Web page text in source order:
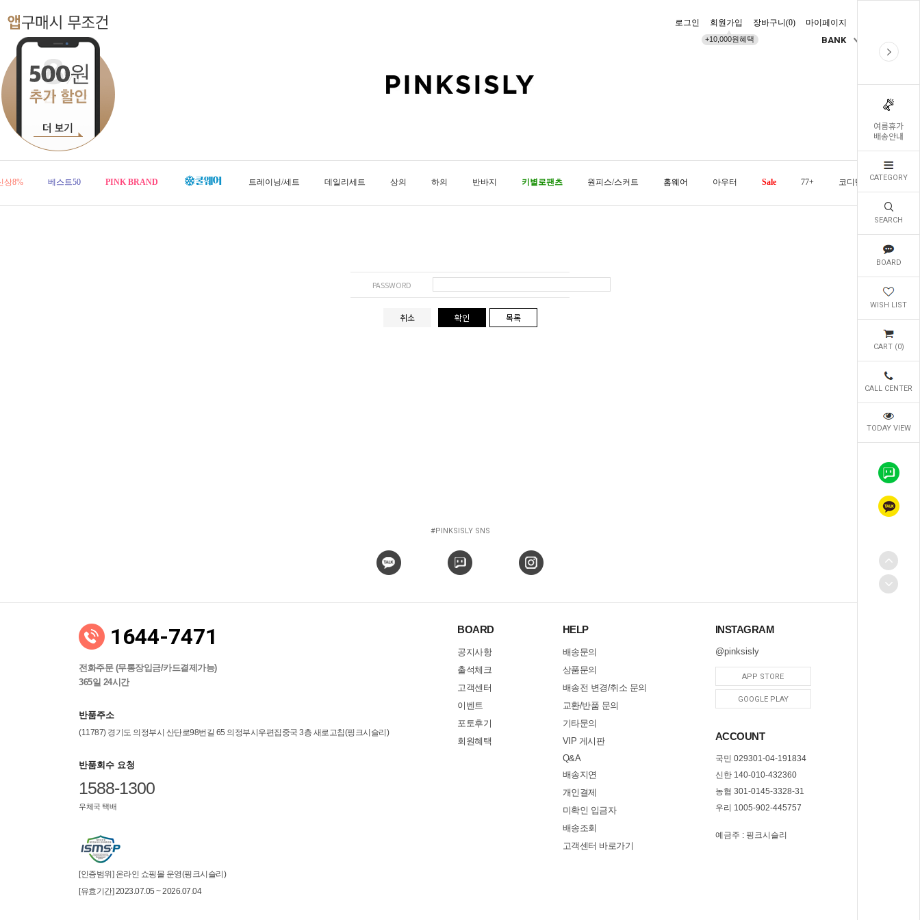
여름휴가
배송안내
CATEGORY
SEARCH
BOARD
WISH LIST
CART (0)
CALL CENTER
TODAY VIEW
로그인 회원가입
+10,000원혜택
장바구니(0) 마이페이지
BANK
상8% 베스트50 PINK BRAND 트레이닝/세트 데일리세트 상의 하의 반바지 키별로팬츠 원피스/스커트 홈웨어 아우터 Sale 77+ 코디템 오늘발송
PASSWORD
취소 확인 목록
#PINKSISLY SNS
1644-7471
전화주문 (무통장입금/카드결제가능)
365일 24시간
반품주소
(11787) 경기도 의정부시 산단로98번길 65 의정부시우편집중국 3층 새로고침(핑크시슬리)
반품회수 요청
1588-1300
우체국 택배
[인증범위] 온라인 쇼핑몰 운영(핑크시슬리)
[유효기간] 2023.07.05 ~ 2026.07.04
BOARD
공지사항
출석체크
고객센터
이벤트
포토후기
회원혜택
HELP
배송문의
상품문의
배송전 변경/취소 문의
교환/반품 문의
기타문의
VIP 게시판
Q&A
배송지연
개인결제
미확인 입금자
배송조회
고객센터 바로가기
INSTAGRAM
@pinksisly
APP STORE
GOOGLE PLAY
ACCOUNT
국민 029301-04-191834
신한 140-010-432360
농협 301-0145-3328-31
우리 1005-902-445757
예금주 : 핑크시슬리